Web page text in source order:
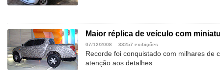
Maior réplica de veículo com
07/12/2008 33257 exibições
Recorde foi conquistado com milhares de
atenção aos detalhes